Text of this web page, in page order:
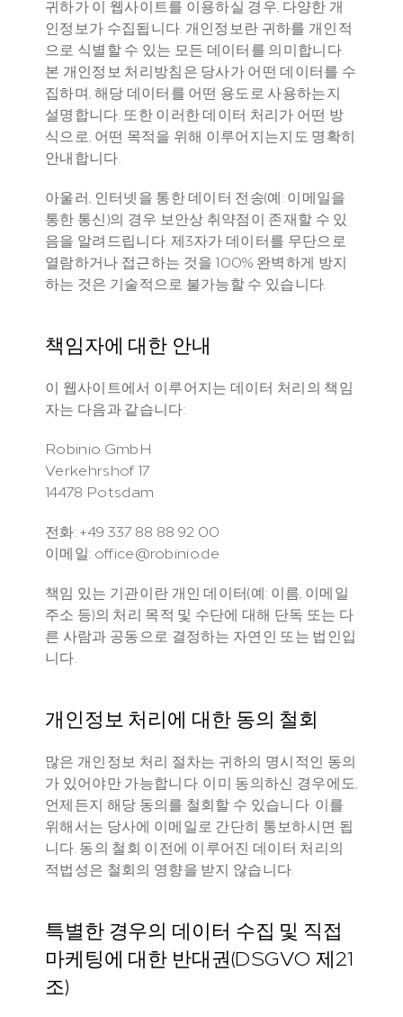
귀하가 이 웹사이트를 이용하실 경우, 다양한 개
인정보가 수집됩니다. 개인정보란 귀하를 개인적
으로 식별할 수 있는 모든 데이터를 의미합니다.
본 개인정보 처리방침은 당사가 어떤 데이터를 수
집하며, 해당 데이터를 어떤 용도로 사용하는지
설명합니다. 또한 이러한 데이터 처리가 어떤 방
식으로, 어떤 목적을 위해 이루어지는지도 명확히
안내합니다.
아울러, 인터넷을 통한 데이터 전송(예: 이메일을
통한 통신)의 경우 보안상 취약점이 존재할 수 있
음을 알려드립니다. 제3자가 데이터를 무단으로
열람하거나 접근하는 것을 100% 완벽하게 방지
하는 것은 기술적으로 불가능할 수 있습니다.
책임자에 대한 안내
이 웹사이트에서 이루어지는 데이터 처리의 책임
자는 다음과 같습니다:
Robinio GmbH
Verkehrshof 17
14478 Potsdam
전화: +49 337 88 88 92 00
이메일: office@robinio.de
책임 있는 기관이란 개인 데이터(예: 이름, 이메일
주소 등)의 처리 목적 및 수단에 대해 단독 또는 다
른 사람과 공동으로 결정하는 자연인 또는 법인입
니다.
개인정보 처리에 대한 동의 철회
많은 개인정보 처리 절차는 귀하의 명시적인 동의
가 있어야만 가능합니다. 이미 동의하신 경우에도,
언제든지 해당 동의를 철회할 수 있습니다. 이를
위해서는 당사에 이메일로 간단히 통보하시면 됩
니다. 동의 철회 이전에 이루어진 데이터 처리의
적법성은 철회의 영향을 받지 않습니다.
특별한 경우의 데이터 수집 및 직접
마케팅에 대한 반대권(DSGVO 제21
조)